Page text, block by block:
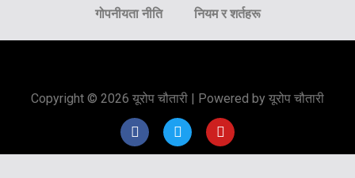
गोपनीयता नीति नियम र शर्तहरू
Copyright © 2026 यूरोप चौतारी | Powered by यूरोप चौतारी